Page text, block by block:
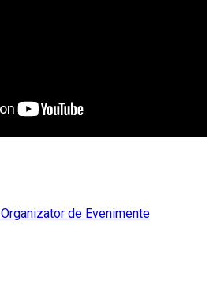
Organizator de Evenimente